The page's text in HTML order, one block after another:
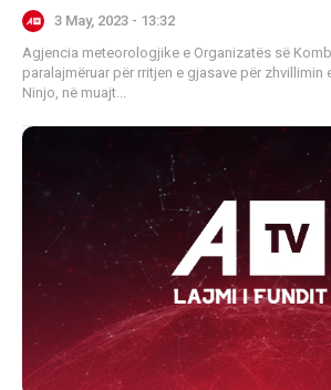
3 May, 2023 - 13:32
Agjencia meteorologjike e Organizatës së
paralajmëruar për rritjen e gjasave për zhvillimin
Ninjo, në muajt...